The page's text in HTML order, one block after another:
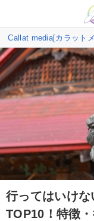
Callat media[カラット
行ってはいけ
TOP10！特徴